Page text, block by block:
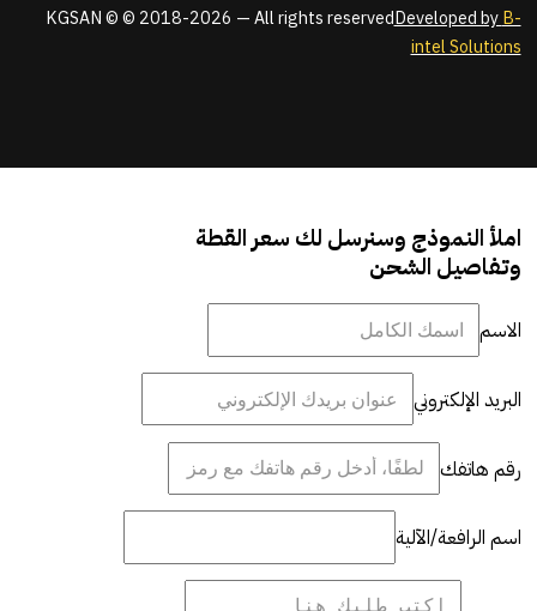
KGSAN © © 2018-2026 — All rights reservedDeveloped byB-
intel Solutions
املأ النموذج وسنرسل لك سعر القطة
وتفاصيل الشحن
الاسم
البريد الإلكتروني
رقم هاتفك
اسم الرافعة/الآلية